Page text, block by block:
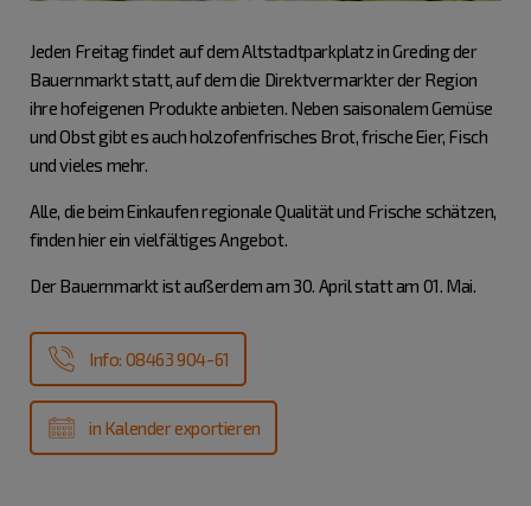
Jeden Freitag findet auf dem Altstadtparkplatz in Greding der
Bauernmarkt statt, auf dem die Direktvermarkter der Region
ihre hofeigenen Produkte anbieten. Neben saisonalem Gemüse
und Obst gibt es auch holzofenfrisches Brot, frische Eier, Fisch
und vieles mehr.
Alle, die beim Einkaufen regionale Qualität und Frische schätzen,
finden hier ein vielfältiges Angebot.
Der Bauernmarkt ist außerdem am 30. April statt am 01. Mai.
Info: 08463 904-61
in Kalender exportieren